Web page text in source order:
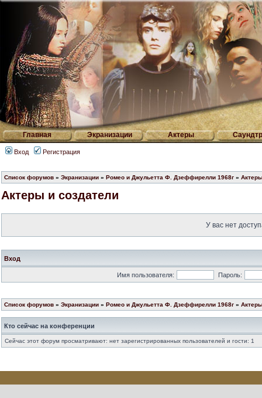
Главная Экранизации Актеры
Вход Регистрация
Список форумов » Экранизации » Ромео и Джульетта Ф. Дзеффирелли 1968г »
Актеры и создатели
У вас нет
Вход
Имя пользователя: Пароль:
Список форумов » Экранизации » Ромео и Джульетта Ф. Дзеффирелли 1968г »
Кто сейчас на конференции
Сейчас этот форум просматривают: нет зарегистрированных пользователей и гости: 1